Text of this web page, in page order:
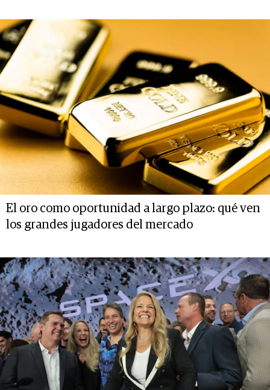
El oro como oportunidad a largo plazo: qué ven
los grandes jugadores del mercado